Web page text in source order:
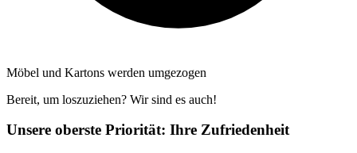
Möbel und Kartons werden umgezogen
Bereit, um loszuziehen? Wir sind es auch!
Unsere oberste Priorität: Ihre Zufriedenheit